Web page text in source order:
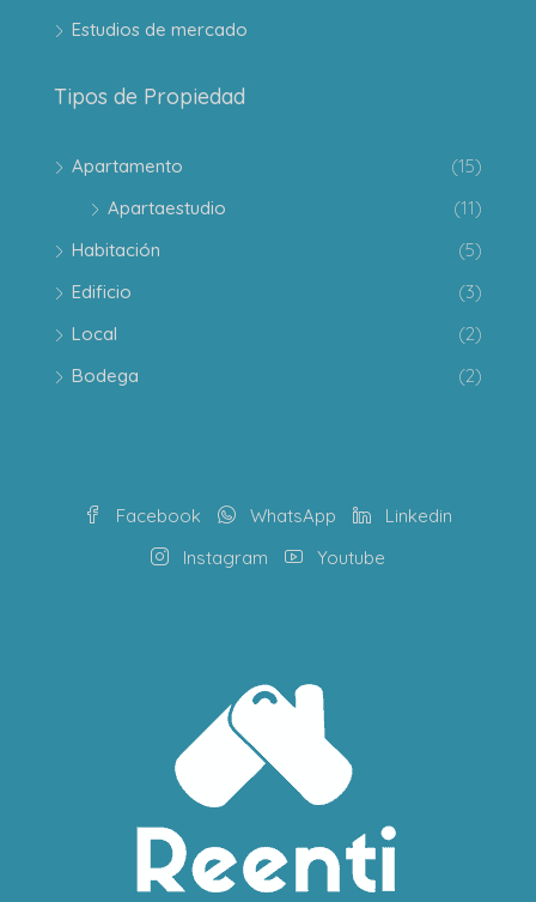
Estudios de mercado
Tipos de Propiedad
Apartamento
(15)
Apartaestudio
(11)
Habitación
(5)
Edificio
(3)
Local
(2)
Bodega
(2)
Facebook WhatsApp
Linkedin
Instagram
Youtube